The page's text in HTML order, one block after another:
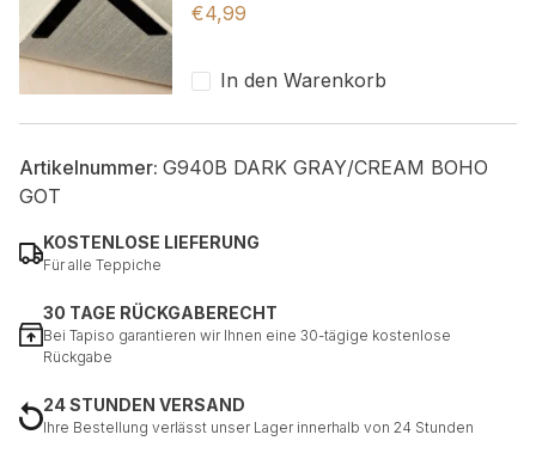
€4,99
In den Warenkorb
Artikelnummer: G940B DARK GRAY/CREAM BOHO
GOT
KOSTENLOSE LIEFERUNG
Für alle Teppiche
30 TAGE RÜCKGABERECHT
Bei Tapiso garantieren wir Ihnen eine 30-tägige kostenlose
Rückgabe
24 STUNDEN VERSAND
Ihre Bestellung verlässt unser Lager innerhalb von 24 Stunden